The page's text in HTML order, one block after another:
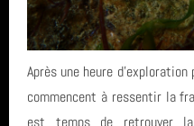
Après une heure
commencent à ressentir la
est temps de retrouver